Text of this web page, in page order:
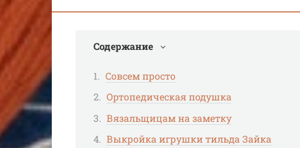
Содержание
Совсем просто
Ортопедическая подушка
Вязальщицам на заметку
Выкройка игрушки тильда Зайка